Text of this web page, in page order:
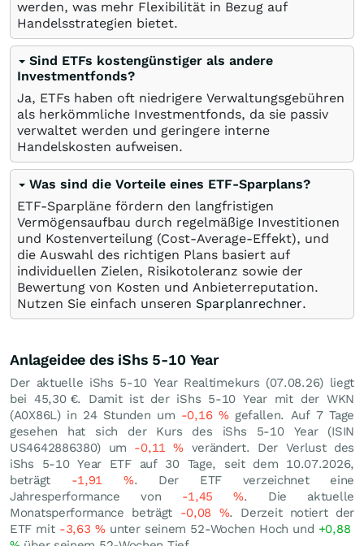
werden, was mehr Flexibilität in Bezug auf
Handelsstrategien bietet.
Sind ETFs kostengünstiger als andere
Investmentfonds?
Ja, ETFs haben oft niedrigere Verwaltungsgebühren
als herkömmliche Investmentfonds, da sie passiv
verwaltet werden und geringere interne
Handelskosten aufweisen.
Was sind die Vorteile eines ETF-Sparplans?
ETF-Sparpläne fördern den langfristigen
Vermögensaufbau durch regelmäßige Investitionen
und Kostenverteilung (Cost-Average-Effekt), und
die Auswahl des richtigen Plans basiert auf
individuellen Zielen, Risikotoleranz sowie der
Bewertung von Kosten und Anbieterreputation.
Nutzen Sie einfach unseren Sparplanrechner.
Anlageidee des iShs 5-10 Year
Der aktuelle iShs 5-10 Year Realtimekurs (07.08.26) liegt
bei 45,30 €. Damit ist der iShs 5-10 Year mit der WKN
(A0X86L) in 24 Stunden um -0,16 %gefallen. Auf 7 Tage
gesehen hat sich der Kurs des iShs 5-10 Year (ISIN
US4642886380) um -0,11% verändert. Der Verlust des
iShs 5-10 Year ETF auf 30 Tage, seit dem 10.07.2026,
beträgt -1,91 %. Der ETF verzeichnet eine
Jahresperformance von -1,45%. Die aktuelle
Monatsperformance beträgt -0,08 %. Derzeit notiert der
ETF mit -3,63 %unter seinem 52-Wochen Hoch und +0,88